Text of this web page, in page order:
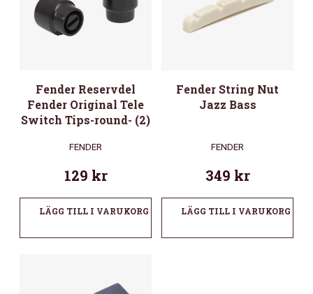
Fender Reservdel
Fender Original Tele
Switch Tips-round- (2)
FENDER
129 kr
LÄGG TILL I VARUKORG
Fender String Nut
Jazz Bass
FENDER
349 kr
LÄGG TILL I VARUKORG